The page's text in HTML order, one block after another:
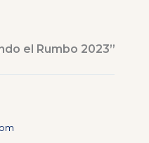
el Rumbo 2023”